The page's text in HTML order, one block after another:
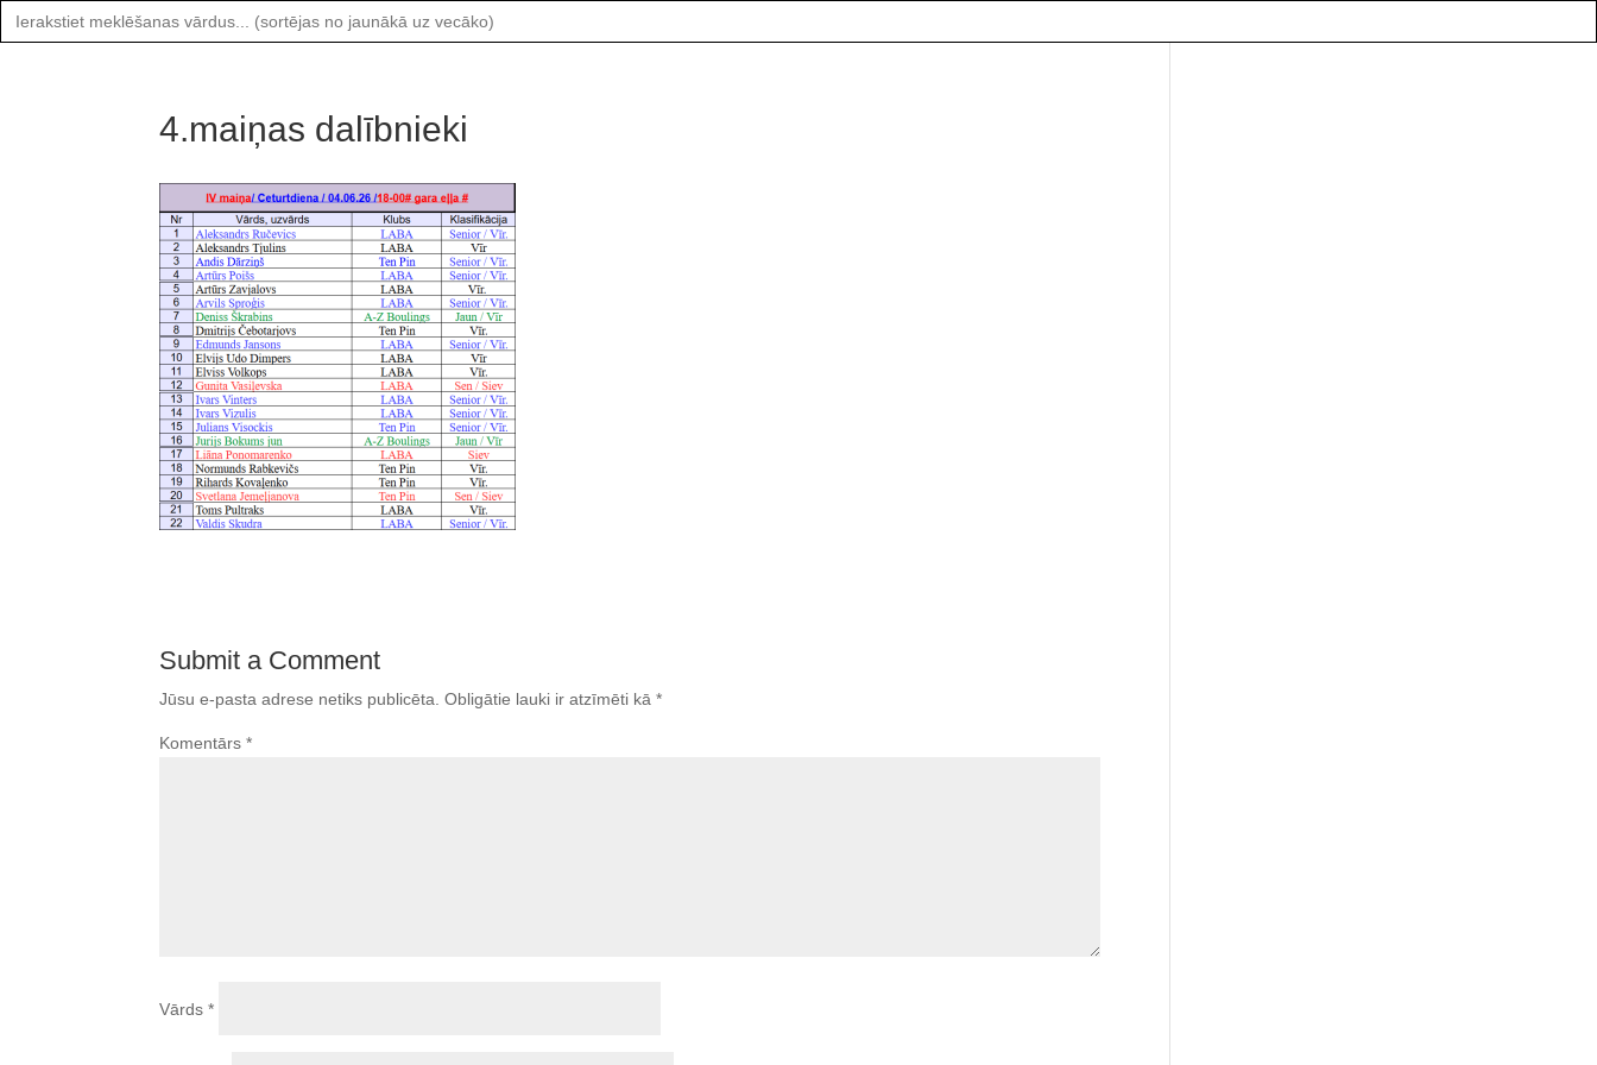
Search
for:
4.maiņas dalībnieki
Submit a Comment
Jūsu e-pasta adrese netiks publicēta. Obligātie lauki ir atzīmēti kā*
Komentārs*
Vārds*